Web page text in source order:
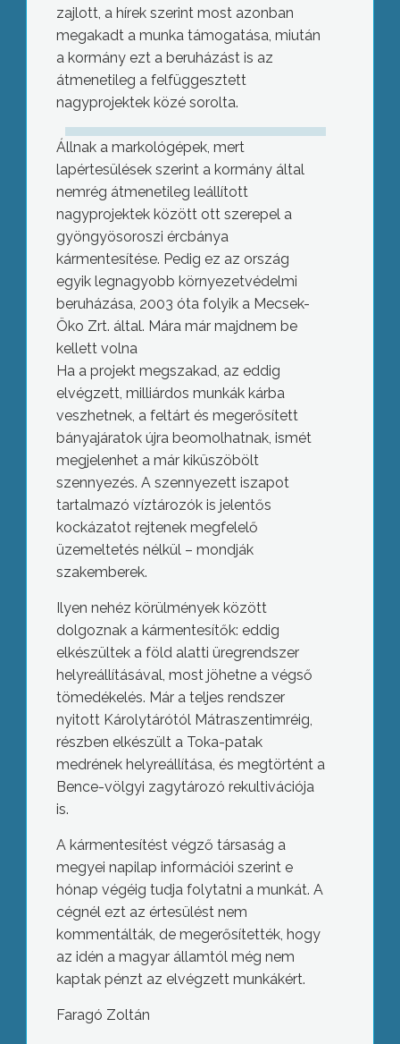
zajlott, a hírek szerint most azonban
megakadt a munka támogatása, miután
a kormány ezt a beruházást is az
átmenetileg a felfüggesztett
nagyprojektek közé sorolta.
Állnak a markológépek, mert
lapértesülések szerint a kormány által
nemrég átmenetileg leállított
nagyprojektek között ott szerepel a
gyöngyösoroszi ércbánya
kármentesítése. Pedig ez az ország
egyik legnagyobb környezetvédelmi
beruházása, 2003 óta folyik a Mecsek-
Öko Zrt. által. Mára már majdnem be
kellett volna
Ha a projekt megszakad, az eddig
elvégzett, milliárdos munkák kárba
veszhetnek, a feltárt és megerősített
bányajáratok újra beomolhatnak, ismét
megjelenhet a már kiküszöbölt
szennyezés. A szennyezett iszapot
tartalmazó víztározók is jelentős
kockázatot rejtenek megfelelő
üzemeltetés nélkül – mondják
szakemberek.
Ilyen nehéz körülmények között
dolgoznak a kármentesítők: eddig
elkészültek a föld alatti üregrendszer
helyreállításával, most jöhetne a végső
tömedékelés. Már a teljes rendszer
nyitott Károlytárótól Mátraszentimréig,
részben elkészült a Toka-patak
medrének helyreállítása, és megtörtént a
Bence-völgyi zagytározó rekultivációja
is.
A kármentesítést végző társaság a
megyei napilap információi szerint e
hónap végéig tudja folytatni a munkát. A
cégnél ezt az értesülést nem
kommentálták, de megerősítették, hogy
az idén a magyar államtól még nem
kaptak pénzt az elvégzett munkákért.
Faragó Zoltán